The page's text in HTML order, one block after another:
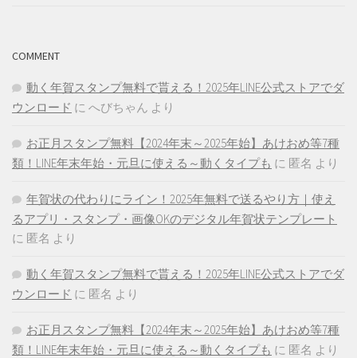
COMMENT
動く年賀スタンプ無料で貰える！2025年LINE公式ストアでダ
ウンロード に へびちゃん より
お正月スタンプ無料【2024年末～2025年始】あけおめ等7種
類！LINE年末年始・元旦に使える～動くタイプも に 匿名 より
年賀状の代わりにライン！2025年無料で送るやり方｜使え
るアプリ・スタンプ・画像OKのデジタル年賀状テンプレート
に 匿名 より
動く年賀スタンプ無料で貰える！2025年LINE公式ストアでダ
ウンロード に 匿名 より
お正月スタンプ無料【2024年末～2025年始】あけおめ等7種
類！LINE年末年始・元旦に使える～動くタイプも に 匿名 より